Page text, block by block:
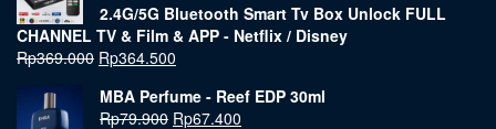
2.4G/5G Bluetooth Smart Tv Box Unlock FULL
CHANNEL TV & Film & APP - Netflix / Disney
Rp369.000 Rp364.500
MBA Perfume - Reef EDP 30ml
Rp79.900 Rp67.400